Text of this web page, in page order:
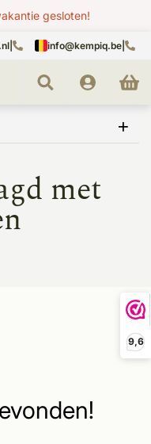
9,6
gesloten!
info@kempiq.be
met